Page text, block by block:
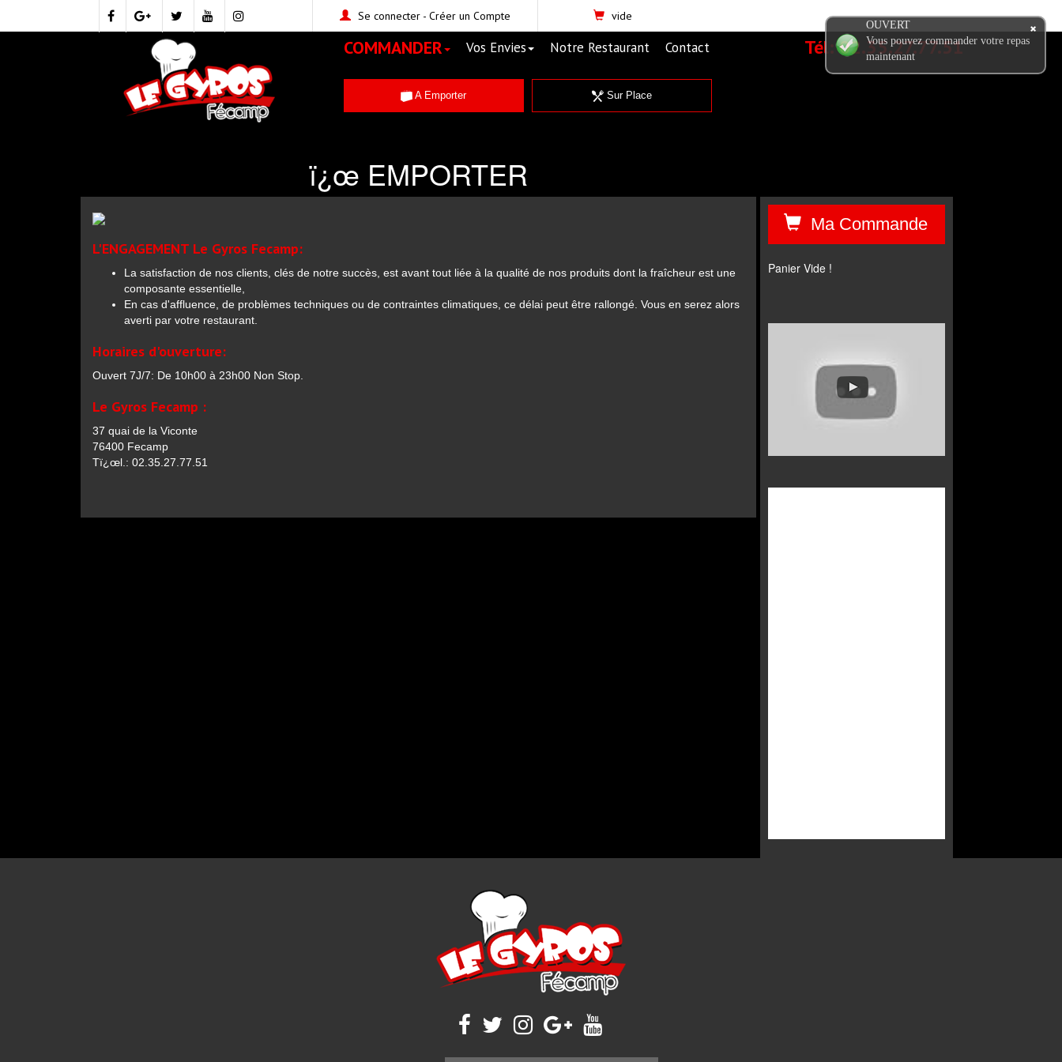
Se connecter- Créer un Compte vide
Tél:02.35.27.77.51
COMMANDER Vos Envies Notre Restaurant Contact
A Emporter Sur Place
ï¿œ EMPORTER
L'ENGAGEMENT Le Gyros Fecamp:
La satisfaction de nos clients, clés de notre succès, est avant tout liée à la qualité de nos produits dont la fraîcheur est une
composante essentielle,
En cas d'affluence, de problèmes techniques ou de contraintes climatiques, ce délai peut être rallongé. Vous en serez alors
averti par votre restaurant.
Horaires d'ouverture:
Ouvert 7J/7: De 10h00 à 23h00 Non Stop.
Le Gyros Fecamp :
37 quai de la Viconte
76400 Fecamp
Tï¿œl.: 02.35.27.77.51
Ma Commande
Panier Vide !
OUVERT
Vous pouvez commander votre repas
maintenant